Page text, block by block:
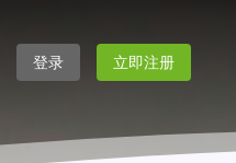
登录 立即注册